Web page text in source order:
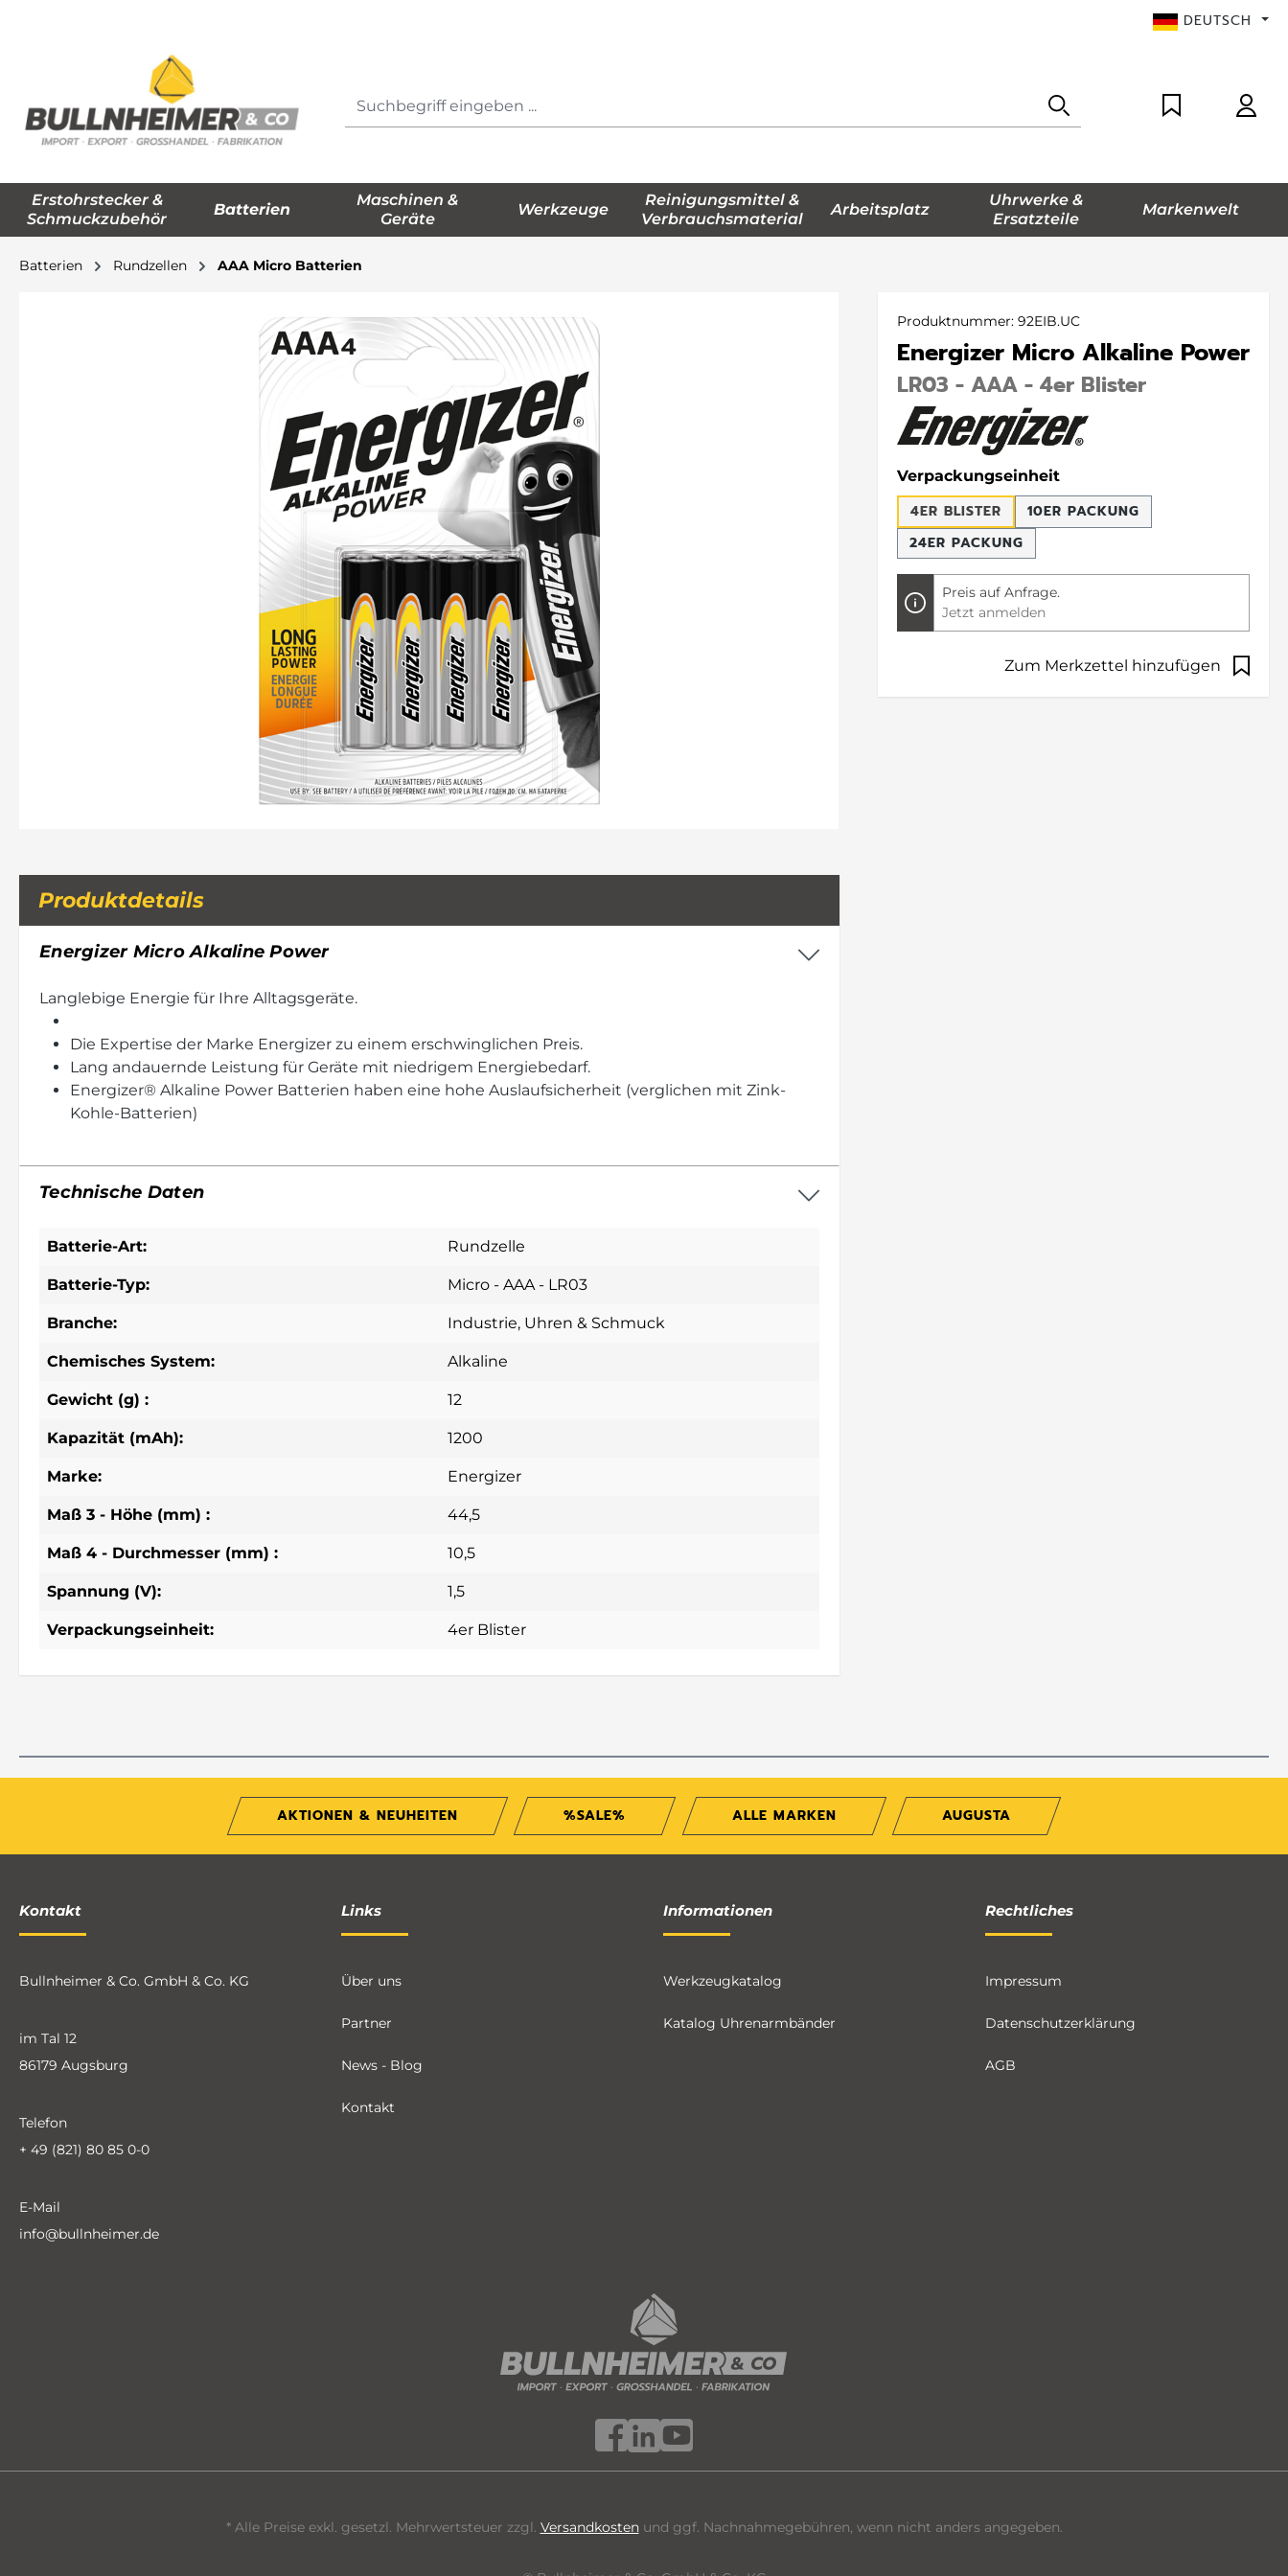
DEUTSCH
Erstohrstecker &
Schmuckzubehör
Batterien
Maschinen &
Geräte
Werkzeuge
Reinigungsmittel &
Verbrauchsmaterial
Arbeitsplatz
Uhrwerke &
Ersatzteile
Markenwelt
Batterien Rundzellen AAA Micro Batterien
Produktdetails
Energizer Micro Alkaline Power
Langlebige Energie für Ihre Alltagsgeräte.
Die Expertise der Marke Energizer zu einem erschwinglichen Preis.
Lang andauernde Leistung für Geräte mit niedrigem Energiebedarf.
Energizer® Alkaline Power Batterien haben eine hohe Auslaufsicherheit (verglichen mit Zink-
Kohle-Batterien)
Technische Daten
Batterie-Art: Rundzelle
Batterie-Typ: Micro - AAA - LR03
Branche: Industrie, Uhren & Schmuck
Chemisches System: Alkaline
Gewicht (g) : 12
Kapazität (mAh): 1200
Marke: Energizer
Maß 3 - Höhe (mm) : 44,5
Maß 4 - Durchmesser (mm) : 10,5
Spannung (V): 1,5
Verpackungseinheit: 4er Blister
Produktnummer: 92EIB.UC
Energizer Micro Alkaline Power
LR03 - AAA - 4er Blister
Verpackungseinheitauswählen
4ER BLISTER
10ER PACKUNG
24ER PACKUNG
Preis auf Anfrage.
Jetzt anmelden
Zum Merkzettel hinzufügen
AKTIONEN & NEUHEITEN %SALE% ALLE MARKEN AUGUSTA
Kontakt
Bullnheimer & Co. GmbH & Co. KG
im Tal 12
86179 Augsburg
Telefon
+ 49 (821) 80 85 0-0
E-Mail
info@bullnheimer.de
Links
Über uns
Partner
News - Blog
Kontakt
Informationen
Werkzeugkatalog
Katalog Uhrenarmbänder
Rechtliches
Impressum
Datenschutzerklärung
AGB
* Alle Preise exkl. gesetzl. Mehrwertsteuer zzgl. Versandkostenund ggf. Nachnahmegebühren, wenn nicht anders angegeben.